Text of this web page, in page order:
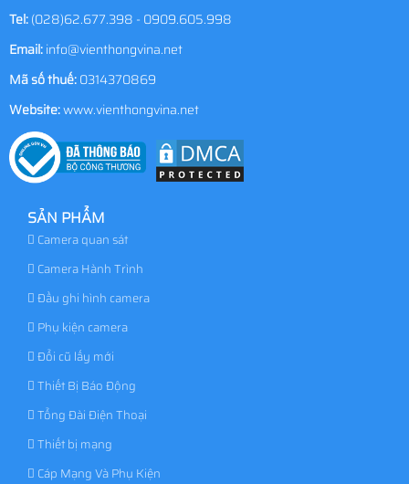
Tel:(028)62.677.398 - 0909.605.998
Email:info@vienthongvina.net
Mã số thuế:0314370869
Website:www.vienthongvina.net
SẢN PHẨM
Camera quan sát
Camera Hành Trình
Đầu ghi hình camera
Phụ kiện camera
Đổi cũ lấy mới
Thiết Bị Báo Động
Tổng Đài Điện Thoại
Thiết bị mạng
Cáp Mạng Và Phụ Kiện